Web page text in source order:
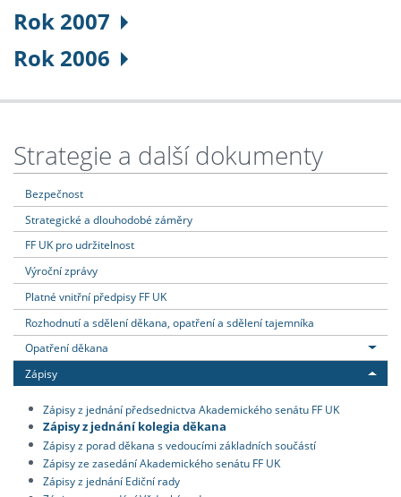
Rok 2007
Rok 2006
Strategie a další dokumenty
Bezpečnost
Strategické a dlouhodobé záměry
FF UK pro udržitelnost
Výroční zprávy
Platné vnitřní předpisy FF UK
Rozhodnutí a sdělení děkana, opatření a sdělení tajemníka
Opatření děkana
Zápisy
Zápisy z jednání předsednictva Akademického senátu FF UK
Zápisy z jednání kolegia děkana
Zápisy z porad děkana s vedoucími základních součástí
Zápisy ze zasedání Akademického senátu FF UK
Zápisy z jednání Ediční rady